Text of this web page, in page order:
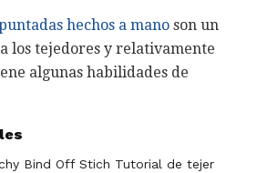
hechos a mano son un
los tejedores y relativamente
algunas habilidades de
Bind Off Stich Tutorial de tejer